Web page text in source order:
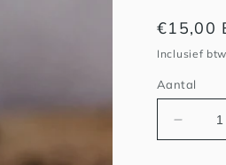
prijs
€15,00
Inclusief
Aantal
Aantal